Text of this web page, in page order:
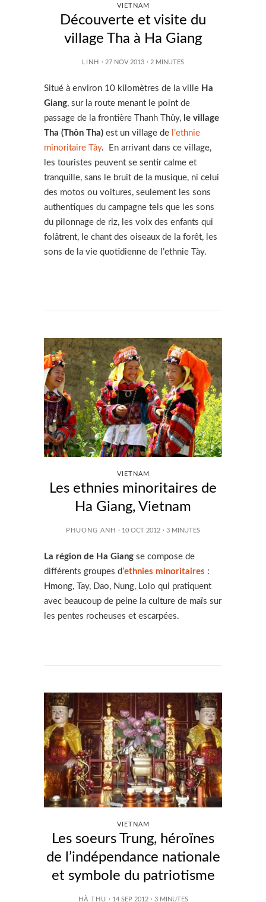
VIETNAM
Découverte et visite du
village Tha à Ha Giang
LINH · 27 NOV 2013 · 2 MINUTES
Situé à environ 10 kilomètres de la ville Ha
Giang, sur la route menant le point de
passage de la frontière Thanh Thủy, le village
Tha (Thôn Tha) est un village de l’ethnie
minoritaire Tày. En arrivant dans ce village,
les touristes peuvent se sentir calme et
tranquille, sans le bruit de la musique, ni celui
des motos ou voitures, seulement les sons
authentiques du campagne tels que les sons
du pilonnage de riz, les voix des enfants qui
folâtrent, le chant des oiseaux de la forêt, les
sons de la vie quotidienne de l’ethnie Tày.
VIETNAM
Les ethnies minoritaires de
Ha Giang, Vietnam
PHUONG ANH · 10 OCT 2012 · 3 MINUTES
La région de Ha Giang se compose de
différents groupes d’ethnies minoritaires :
Hmong, Tay, Dao, Nung, Lolo qui pratiquent
avec beaucoup de peine la culture de maïs sur
les pentes rocheuses et escarpées.
VIETNAM
Les soeurs Trung, héroïnes
de l’indépendance nationale
et symbole du patriotisme
HÀ THU · 14 SEP 2012 · 3 MINUTES